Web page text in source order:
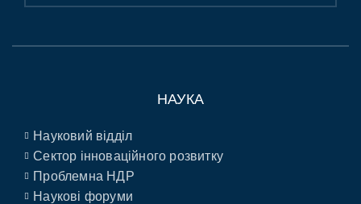
НАУКА
Науковий відділ
Сектор інноваційного розвитку
Проблемна НДР
Наукові форуми